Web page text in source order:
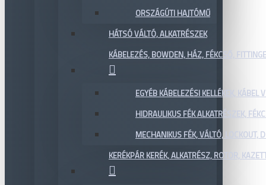
ORSZÁGÚTI HAJTÓMŰ
HÁTSÓ VÁLTÓ, ALKATRÉSZEK
KÁBELEZÉS, BOWDEN, HÁZ, FÉKCSŐ,
EGYÉB KÁBELEZÉSI KELLÉKEK,
HIDRAULIKUS FÉK ALKATRÉSZEK,
MECHANIKUS FÉK, VÁLTÓ, LOCKOUT,
KERÉKPÁR KERÉK, ALKATRÉSZ, ROTOR,